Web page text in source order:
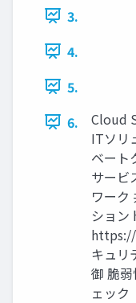
3.
4.
5.
6.
Cloud
ITソリ
ベート
サービ
ワーク
ショ
キュリ
御 脆
ェック